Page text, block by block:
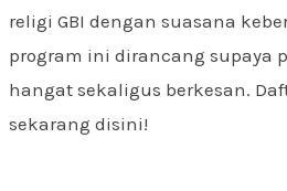
religi GBI dengan suasana
program ini dirancang supaya
hangat sekaligus berkesan.
sekarang disini!